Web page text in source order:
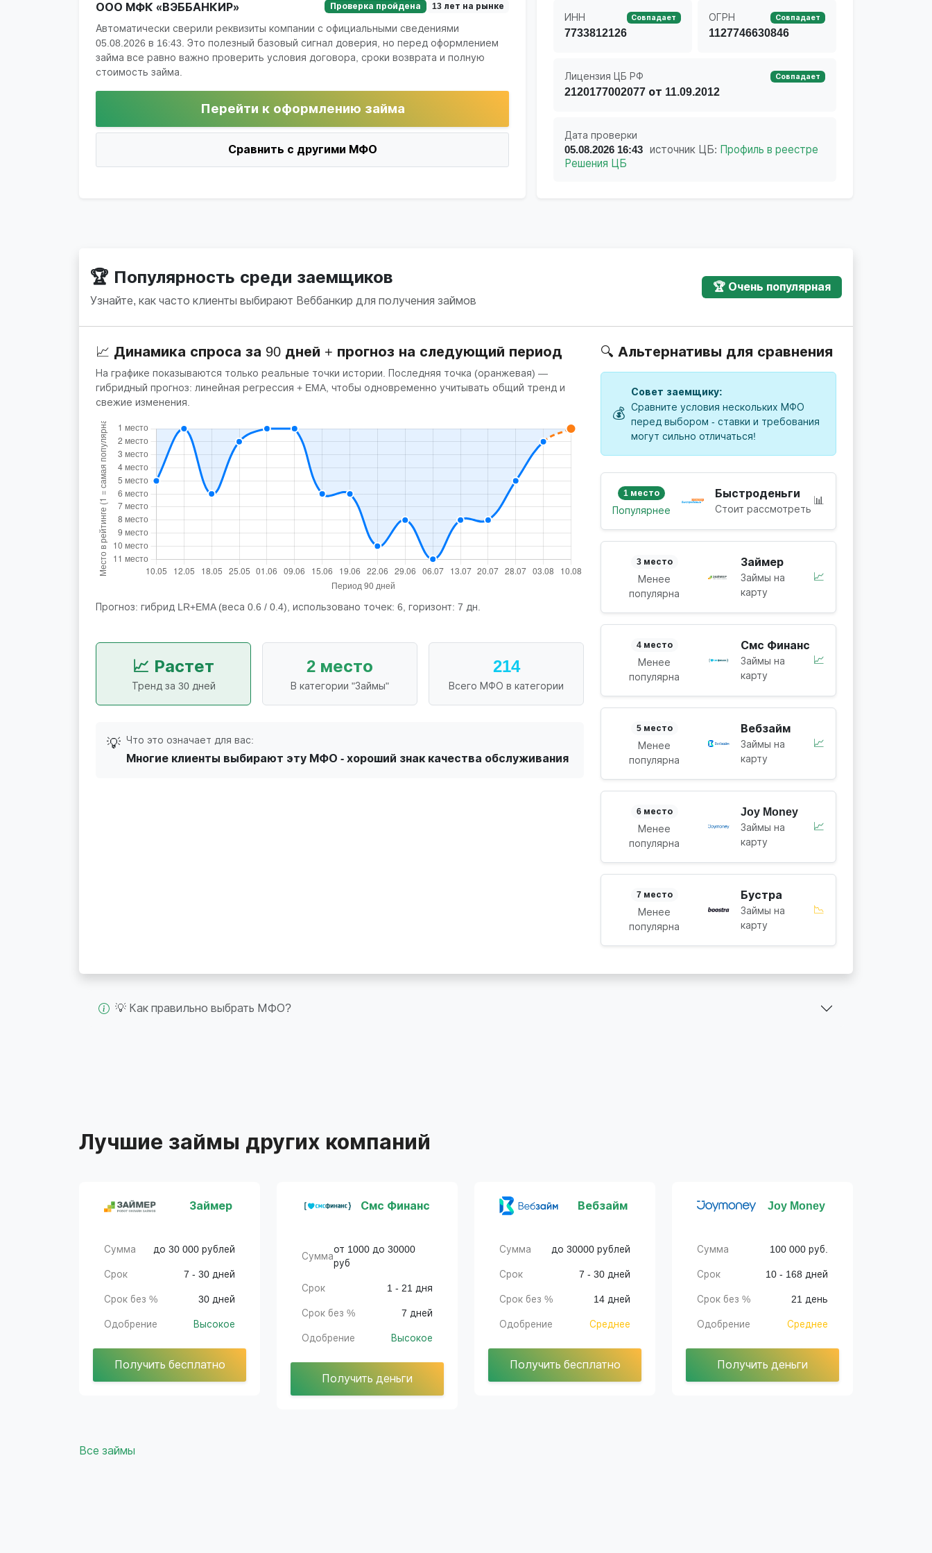
ООО МФК «ВЭББАНКИР» Проверка пройдена 13 лет на рынке
Автоматически сверили реквизиты компании с официальными сведениями
05.08.2026 в 16:43 . Это полезный базовый сигнал доверия, но перед оформлением
займа все равно важно проверить условия договора, сроки возврата и полную
стоимость займа.
Перейти к оформлению займа
Сравнить с другими МФО
ИНН Совпадает
7733812126
ОГРН Совпадает
1127746630846
Лицензия ЦБ РФ Совпадает
2120177002077 от 11.09.2012
Дата проверки
05.08.2026 16:43 источник ЦБ: Профиль в реестре
Решения ЦБ
🏆 Популярность среди заемщиков
Узнайте, как часто клиенты выбирают Веббанкир для получения займов
🏆 Очень популярная
📈 Динамика спроса за 90 дней + прогноз на следующий период
На графике показываются только реальные точки истории. Последняя точка (оранжевая) —
гибридный прогноз: линейная регрессия + EMA, чтобы одновременно учитывать общий тренд и
свежие изменения.
Прогноз: гибрид LR+EMA (веса 0.6 / 0.4), использовано точек: 6, горизонт: 7 дн.
📈 Растет
Тренд за 30 дней
2 место
В категории "Займы"
214
Всего МФО в категории
💡 Что это означает для вас:
Многие клиенты выбирают эту МФО - хороший знак качества обслуживания
🔍 Альтернативы для сравнения
💰
Совет заемщику:
Сравните условия нескольких МФО
перед выбором - ставки и требования
могут сильно отличаться!
1 место
Популярнее
Быстроденьги
Стоит рассмотреть
📊
3 место
Менее
популярна
Займер
Займы на
карту
📈
4 место
Менее
популярна
Смс Финанс
Займы на
карту
📈
5 место
Менее
популярна
Вебзайм
Займы на
карту
📈
6 место
Менее
популярна
Joy Money
Займы на
карту
📈
7 место
Менее
популярна
Бустра
Займы на
карту
📉
💡 Как правильно выбрать МФО?
Лучшие займы других компаний
Займер
Сумма до 30 000 рублей
Срок 7 - 30 дней
Срок без % 30 дней
Одобрение Высокое
Получить бесплатно
Смс Финанс
Сумма
от 1000 до 30000
руб
Срок 1 - 21 дня
Срок без % 7 дней
Одобрение Высокое
Получить деньги
Вебзайм
Сумма до 30000 рублей
Срок 7 - 30 дней
Срок без % 14 дней
Одобрение Среднее
Получить бесплатно
Joy Money
Сумма 100 000 руб.
Срок 10 - 168 дней
Срок без % 21 день
Одобрение Среднее
Получить деньги
Все займы